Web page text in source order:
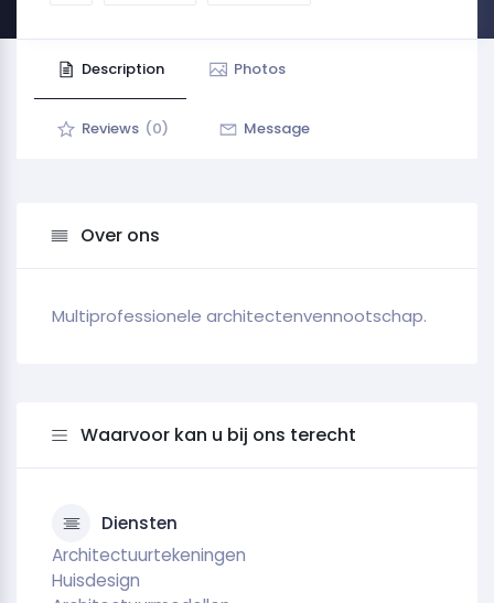
Description Photos
Reviews (0) Message
Over ons
Multiprofessionele architectenvennootschap.
Waarvoor kan u bij ons terecht
Diensten
Architectuurtekeningen
Huisdesign